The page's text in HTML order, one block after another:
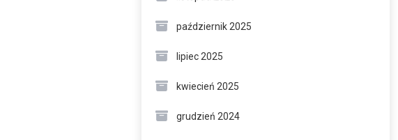
październik 2025
lipiec 2025
kwiecień 2025
grudzień 2024